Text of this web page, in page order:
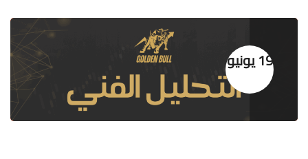
19 يونيو